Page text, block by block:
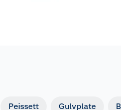
Peissett Gulvplate